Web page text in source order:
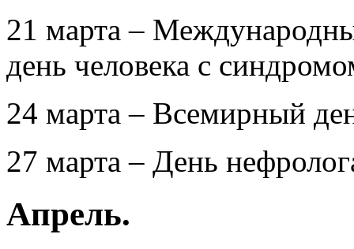
21 марта –
день человека с
24 марта – Всемирный
27 марта – День
Апрель.